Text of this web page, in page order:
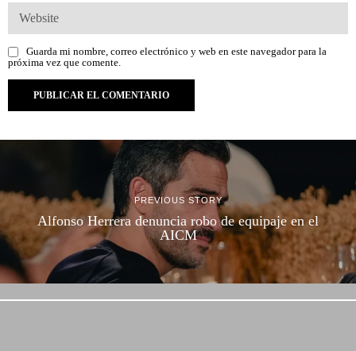
Guarda mi nombre, correo electrónico y web en este navegador para la
próxima vez que comente.
PREVIOUS STORY
Alfonso Herrera denuncia robo de equipaje en el
AICM